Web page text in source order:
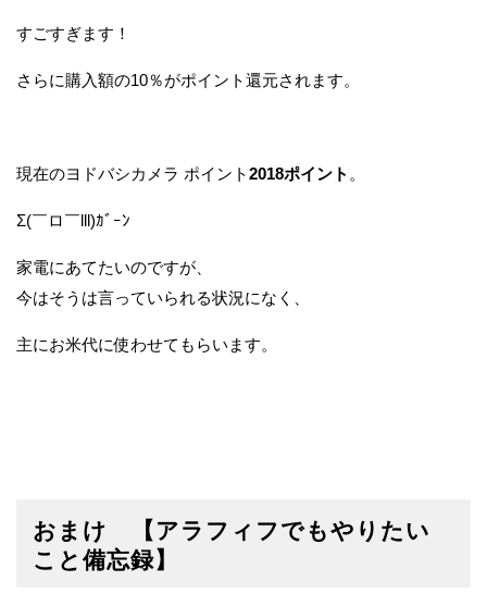
すごすぎます！
さらに購入額の10％がポイント還元されます。
現在のヨドバシカメラ ポイント2018ポイント 。
Σ(￣ロ￣lll)ｶﾞｰﾝ
家電にあてたいのですが、
今はそうは言っていられる状況になく、
主にお米代に使わせてもらいます。
おまけ 【アラフィフでもやりたい
こと備忘録】